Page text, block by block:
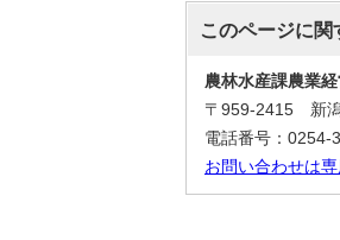
このページに関
農林水産課農業
〒959-2415 新
電話番号：
お問い合わせは